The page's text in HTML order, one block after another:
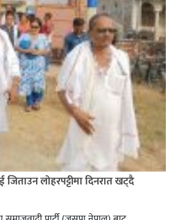
भिड्ने !
स्थान ल्याएकोमा जनमत नेताद्वय
जिताउन लोहरपट्टीमा दिनरात खट्दै